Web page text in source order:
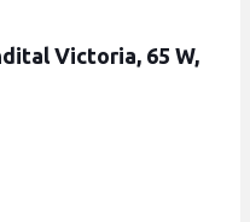
Victoria, 65 W,